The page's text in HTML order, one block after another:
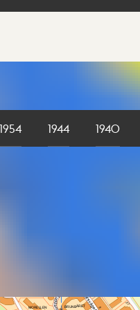
1954 1944 1940